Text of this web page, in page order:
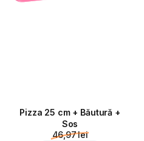
Pizza 25 cm + Băutură +
Sos
46,97 lei